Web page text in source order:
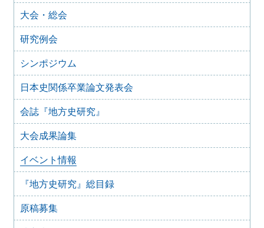
2025年12月のイベント
2025年10月31日
2025年11月のイベント（更新しました）
2025年9月20日
2025年10月のイベント(更新しました)
2025年8月のイベント
2025年7月27日
2025年7月のイベント(更新しました)
2025年6月2日
2025年6月のイベント
2025年4月26日
2025年5月のイベント
2025年4月25日
2025年4月のイベント(更新しました)
2025年3月1日
大会・総会
研究例会
シンポジウム
日本史関係卒業論文発表会
会誌『地方史研究』
大会成果論集
イベント情報
『地方史研究』総目録
原稿募集